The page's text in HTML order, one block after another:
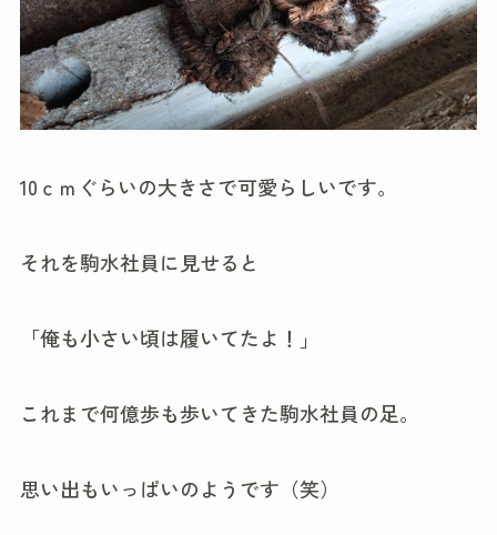
10ｃｍぐらいの大きさで可愛らしいです。
それを駒水社員に見せると
「俺も小さい頃は履いてたよ！」
これまで何億歩も歩いてきた駒水社員の足。
思い出もいっぱいのようです（笑）